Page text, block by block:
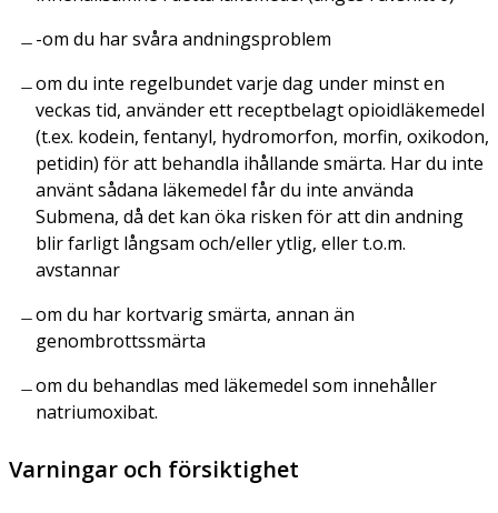
-om du har svåra andningsproblem
om du inte regelbundet varje dag under minst en
veckas tid, använder ett receptbelagt opioidläkemedel
(t.ex. kodein, fentanyl, hydromorfon, morfin, oxikodon,
petidin) för att behandla ihållande smärta. Har du inte
använt sådana läkemedel får du inte använda
Submena, då det kan öka risken för att din andning
blir farligt långsam och/eller ytlig, eller t.o.m.
avstannar
om du har kortvarig smärta, annan än
genombrottssmärta
om du behandlas med läkemedel som innehåller
natriumoxibat.
Varningar och försiktighet